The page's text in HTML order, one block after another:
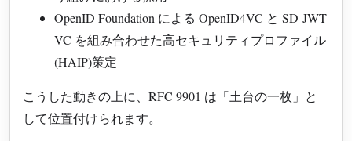
OpenID Foundation による OpenID4VC と SD-JWT
VC を組み合わせた高セキュリティプロファイル
(HAIP)策定
こうした動きの上に、RFC 9901 は「土台の一枚」と
して位置付けられます。